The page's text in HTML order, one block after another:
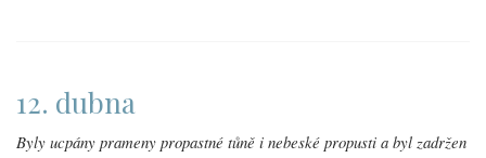
12. dubna
Byly ucpány prameny propastné tůně i nebeské propusti a byl zadržen